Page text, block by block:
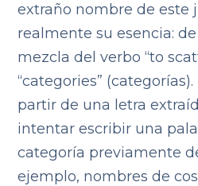
extraño nombre de este
realmente su esencia:
mezcla del verbo “to
“categories”
partir de una letra
intentar escribir una
categoría previamente
ejemplo, nombres de